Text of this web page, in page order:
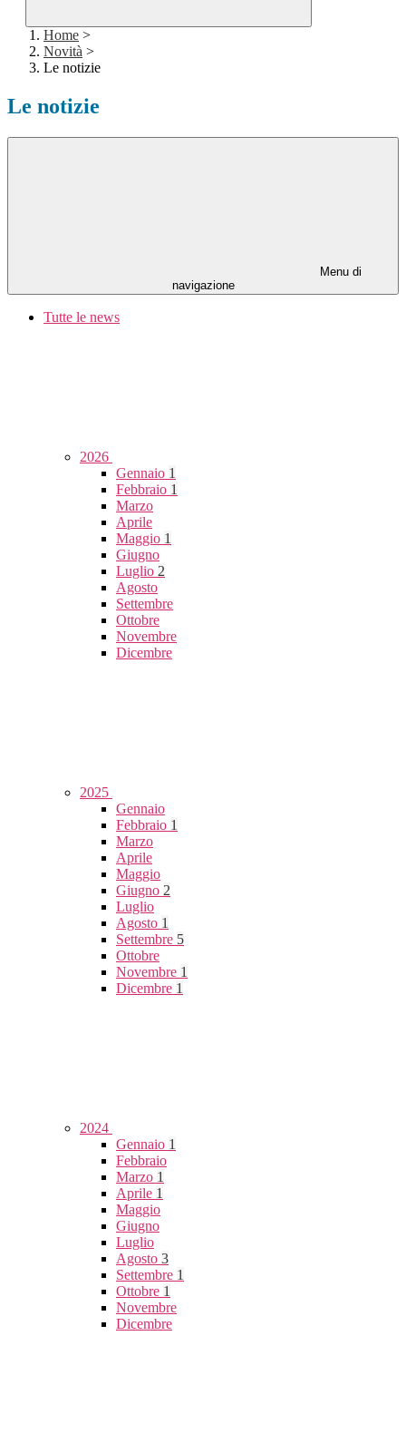
Home >
Novità >
Le notizie
Le notizie
Menu di
navigazione
Tutte le news
2026
Gennaio 1
Febbraio 1
Marzo
Aprile
Maggio 1
Giugno
Luglio 2
Agosto
Settembre
Ottobre
Novembre
Dicembre
2025
Gennaio
Febbraio 1
Marzo
Aprile
Maggio
Giugno 2
Luglio
Agosto 1
Settembre 5
Ottobre
Novembre 1
Dicembre 1
2024
Gennaio 1
Febbraio
Marzo 1
Aprile 1
Maggio
Giugno
Luglio
Agosto 3
Settembre 1
Ottobre 1
Novembre
Dicembre